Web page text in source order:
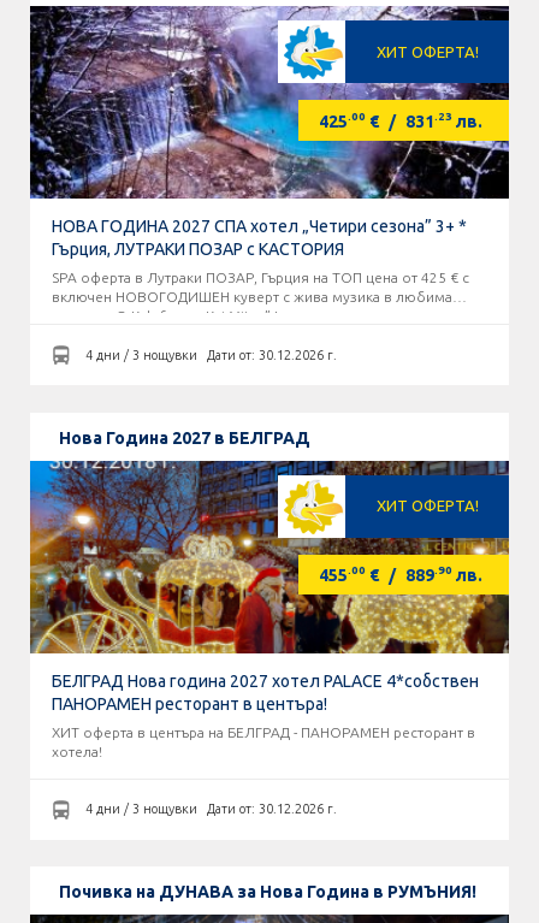
ХИТ ОФЕРТА!
425.00 € / 831.23 лв.
НОВА ГОДИНА 2027 СПА хотел „Четири сезона” 3+ *
Гърция, ЛУТРАКИ ПОЗАР с КАСТОРИЯ
SPA оферта в Лутраки ПОЗАР, Гърция на ТОП цена от 425 € с
включен НОВОГОДИШЕН куверт с жива музика в любима
таверна „O Kalofagas - Kaj Mitre” !
4 дни / 3 нощувки Дати от: 30.12.2026 г.
Нова Година 2027 в БЕЛГРАД
ХИТ ОФЕРТА!
455.00 € / 889.90 лв.
БЕЛГРАД Нова година 2027 хотел PALACE 4*собствен
ПАНОРАМЕН ресторант в центъра!
ХИТ оферта в центъра на БЕЛГРАД - ПАНОРАМЕН ресторант в
хотела!
4 дни / 3 нощувки Дати от: 30.12.2026 г.
Почивка на ДУНАВА за Нова Година в РУМЪНИЯ!